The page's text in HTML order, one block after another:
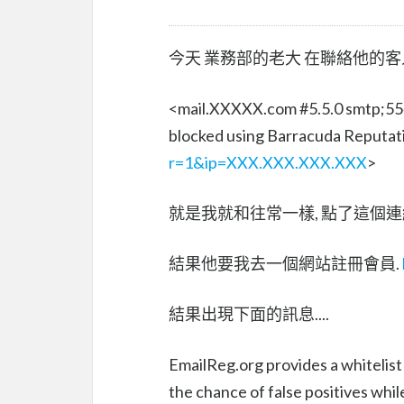
今天 業務部的老大 在聯絡他的
<mail.XXXXX.com #5.5.0
blocked using Barracuda
r=1&ip=XXX.XXX.XXX.XXX>
就是我就和往常一樣, 點了這個
結果他要我去一個網站註冊會員.
結果出現下面的訊息....
EmailReg.org provides a
the chance of false positives